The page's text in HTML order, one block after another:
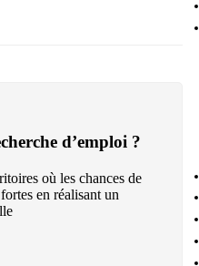
d’emploi ?
où les chances de
en réalisant un